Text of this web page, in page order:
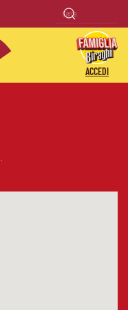
ACCEDI
.